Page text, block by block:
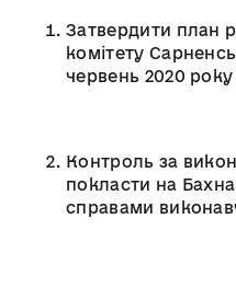
Затвердити план
комітету
червень 2020
Контроль за
покласти на
справами